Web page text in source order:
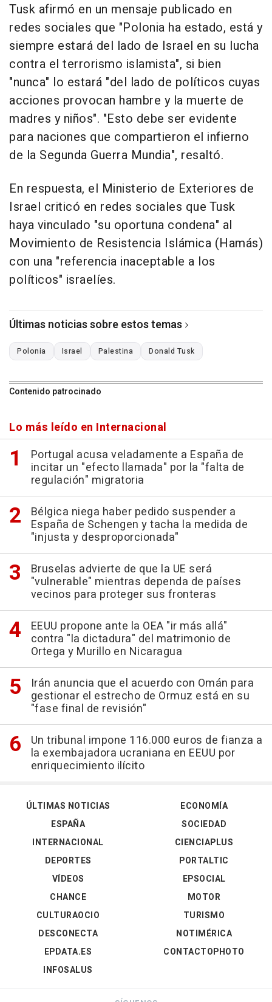
Tusk afirmó en un mensaje publicado en
redes sociales que "Polonia ha estado, está y
siempre estará del lado de Israel en su lucha
contra el terrorismo islamista", si bien
"nunca" lo estará "del lado de políticos cuyas
acciones provocan hambre y la muerte de
madres y niños". "Esto debe ser evidente
para naciones que compartieron el infierno
de la Segunda Guerra Mundia", resaltó.
En respuesta, el Ministerio de Exteriores de
Israel criticó en redes sociales que Tusk
haya vinculado "su oportuna condena" al
Movimiento de Resistencia Islámica (Hamás)
con una "referencia inaceptable a los
políticos" israelíes.
Últimas noticias sobre estos temas
Polonia Israel Palestina Donald Tusk
Contenido patrocinado
Lo más leído en Internacional
Portugal acusa veladamente a España de
incitar un "efecto llamada" por la "falta de
regulación" migratoria
Bélgica niega haber pedido suspender a
España de Schengen y tacha la medida de
"injusta y desproporcionada"
Bruselas advierte de que la UE será
"vulnerable" mientras dependa de países
vecinos para proteger sus fronteras
EEUU propone ante la OEA "ir más allá"
contra "la dictadura" del matrimonio de
Ortega y Murillo en Nicaragua
Irán anuncia que el acuerdo con Omán para
gestionar el estrecho de Ormuz está en su
"fase final de revisión"
Un tribunal impone 116.000 euros de fianza a
la exembajadora ucraniana en EEUU por
enriquecimiento ilícito
ÚLTIMAS NOTICIAS
ESPAÑA
INTERNACIONAL
DEPORTES
VÍDEOS
ECONOMÍA
SOCIEDAD
CIENCIAPLUS
PORTALTIC
EPSOCIAL
CHANCE
CULTURAOCIO
DESCONECTA
EPDATA.ES
INFOSALUS
MOTOR
TURISMO
NOTIMÉRICA
CONTACTOPHOTO